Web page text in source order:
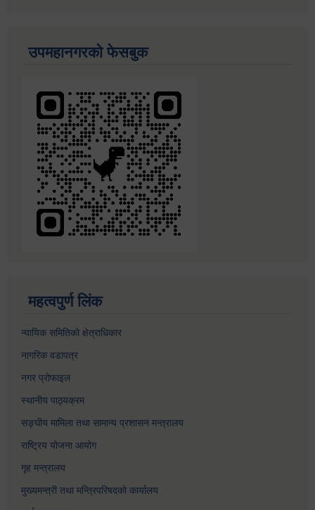
उपमहानगरको फेसबुक
महत्वपुर्ण लिंक
न्यायिक समितिको क्षेत्राधिकार
नागरिक वडापत्र
नगर प्रोफाइल
स्थानीय पाठ्यक्रम
सङ्घीय मामिला तथा सामान्य प्रशासन मन्त्रालय
राष्ट्रिय योजना आयोग
गृह मन्त्रालय
मुख्यमन्त्री तथा मन्त्रिपरिषदको कार्यालय